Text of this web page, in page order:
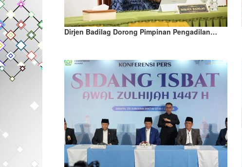
Dirjen Badilag Dorong Pimpinan Pengadilan…